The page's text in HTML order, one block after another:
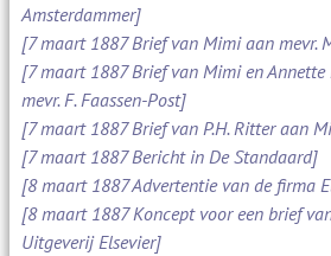
Amsterdammer]
[7 maart 1887 Brief van Mimi aan mevr.
[7 maart 1887 Brief van Mimi en
mevr. F. Faassen-Post]
[7 maart 1887 Brief van P.H. Ritter aan
[7 maart 1887 Bericht in De Standaard]
[8 maart 1887 Advertentie van de firma
[8 maart 1887 Koncept voor een brief
Uitgeverij Elsevier]